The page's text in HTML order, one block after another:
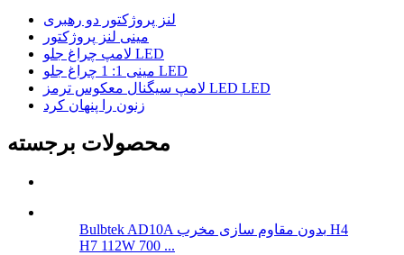
لنز پروژکتور دو رهبری
مینی لنز پروژکتور
لامپ چراغ جلو LED
مینی 1: 1 چراغ جلو LED
لامپ سیگنال معکوس ترمز LED LED
زنون را پنهان کرد
محصولات برجسته
Bulbtek AD10A بدون مقاوم سازی مخرب H4
H7 112W 700 ...